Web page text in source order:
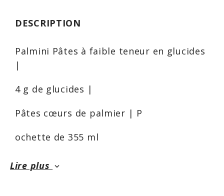
DESCRIPTION
Palmini Pâtes à faible teneur en glucides
|
4 g de glucides |
Pâtes cœurs de palmier | P
ochette de 355 ml
POURQUOI VOUS L'ADOREREZ:
Palmini Linguine est une alternative
Lire plus keyboard_arrow_down